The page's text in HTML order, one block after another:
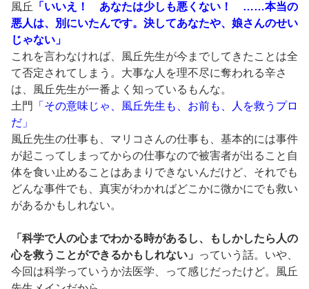
風丘
「いいえ！ あなたは少しも悪くない！ ……本当の
悪人は、別にいたんです。決してあなたや、娘さんのせい
じゃない」
これを言わなければ、風丘先生が今までしてきたことは全
て否定されてしまう。大事な人を理不尽に奪われる辛さ
は、風丘先生が一番よく知っているもんな。
土門
「その意味じゃ、風丘先生も、お前も、人を救うプロ
だ」
風丘先生の仕事も、マリコさんの仕事も、基本的には事件
が起こってしまってからの仕事なので被害者が出ること自
体を食い止めることはあまりできないんだけど、それでも
どんな事件でも、真実がわかればどこかに微かにでも救い
があるかもしれない。
「科学で人の心までわかる時があるし、もしかしたら人の
心を救うことができるかもしれない」
っていう話。いや、
今回は科学っていうか法医学、って感じだったけど。風丘